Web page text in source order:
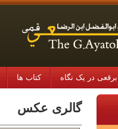
برقعی در یک نگاه کتاب ها
گالری عکس